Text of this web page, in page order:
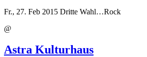
Fr., 27. Feb 2015 Dritte Wahl…Rock
@
Astra Kulturhaus